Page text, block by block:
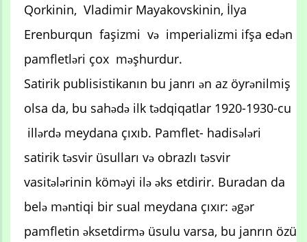
Qorkinin, Vladimir Mayakovskinin, İlya
Erenburqun faşizmi və imperializmi ifşa edən
pamfletləri çox məşhurdur.
Satirik publisistikanın bu janrı ən az öyrənilmiş
olsa da, bu sahədə ilk tədqiqatlar 1920-1930-cu
illərdə meydana çıxıb. Pamflet- hadisələri
satirik təsvir üsulları və obrazlı təsvir
vasitələrinin köməyi ilə əks etdirir. Buradan da
belə məntiqi bir sual meydana çıxır: əgər
pamfletin əksetdirmə üsulu varsa, bu janrın özü